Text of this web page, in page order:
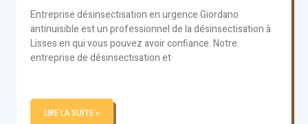
Entreprise désinsectisation en urgence Giordano
antinuisible est un professionnel de la désinsectisation à
Lisses en qui vous pouvez avoir confiance. Notre
entreprise de désinsectisation et
LIRE LA SUITE »